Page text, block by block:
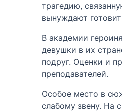
трагедию,
вынуждают
В академии
девушки в их
подруг. Оценки и
преподавателей.
Особое место в
слабому звену. На